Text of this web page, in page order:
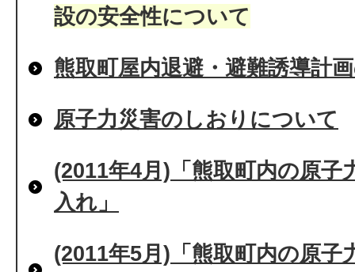
設の安全性について
熊取町屋内退避・避難誘導計
原子力災害のしおりについて
(2011年4月)「熊取町内の原子
入れ」
(2011年5月)「熊取町内の原子